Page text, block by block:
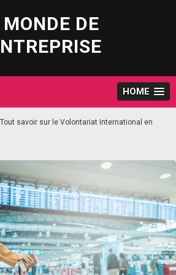
content
MONDE DE
HOME
Tout savoir sur le Volontariat International en